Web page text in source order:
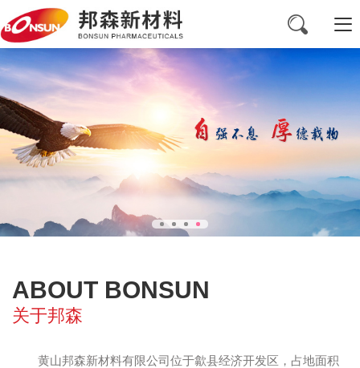
ABOUT BONSUN
关于邦森
黄山邦森新材料有限公司 位于歙县经济开发区，占地面积